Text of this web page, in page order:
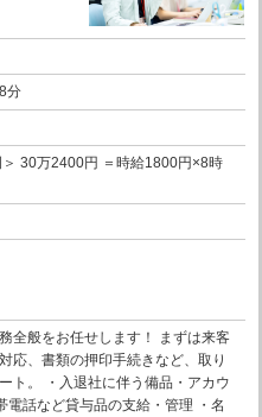
分
30万2400円 ＝時給1800円×8時
全般をお任せします！ まずは来客
応、書類の押印手続きなど、取り
ト。 ・入退社に伴う備品・アカウ
電話など貸与品の支給・管理 ・名